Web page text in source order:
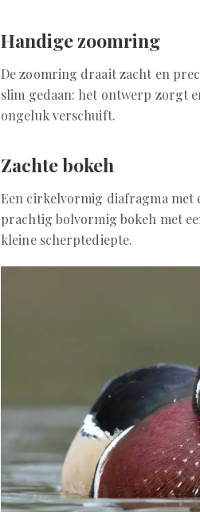
Handige zoomring
De zoomring draait zacht en
slim gedaan: het ontwerp zorgt
ongeluk verschuift.
Zachte bokeh
Een cirkelvormig diafragma met
prachtig bolvormig bokeh met
kleine scherptediepte.